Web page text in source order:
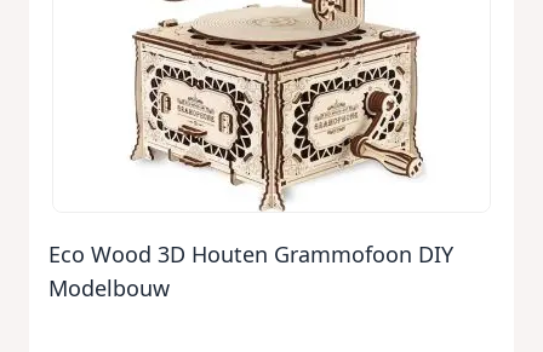
Eco Wood 3D Houten Grammofoon DIY
Modelbouw